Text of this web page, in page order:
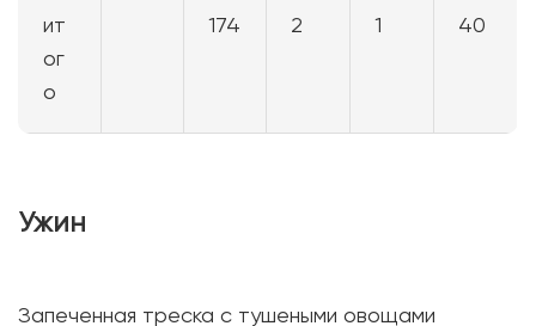
ит
ог
о
174 2 1 40
Ужин
Запеченная треска с тушеными овощами